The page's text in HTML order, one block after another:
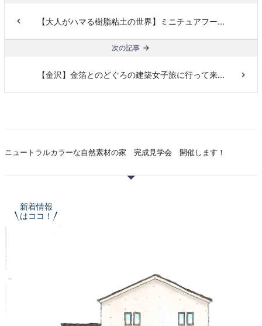
【大人がハマる樹脂粘土の世界】ミニチュアフー...
次の記事
【金沢】金箔とのどぐろの建築女子旅に行って来...
ニュートラルカラーな自然素材の家 完成見学会 開催します！
新着情報
はココ！